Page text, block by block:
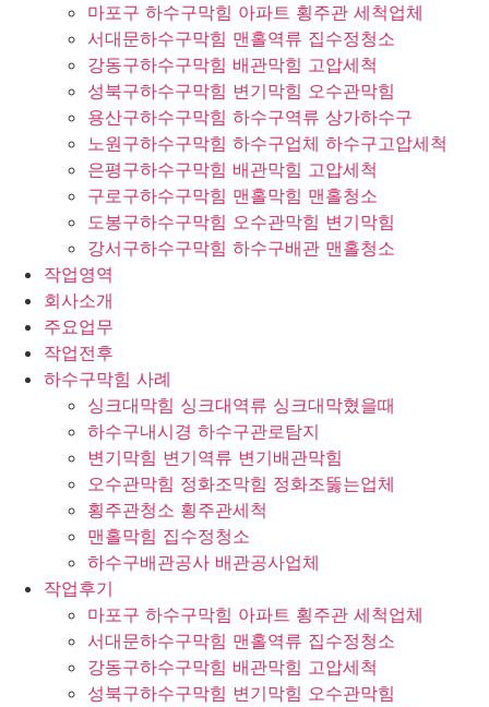
마포구 하수구막힘 아파트 횡주관 세척업체
서대문하수구막힘 맨홀역류 집수정청소
강동구하수구막힘 배관막힘 고압세척
성북구하수구막힘 변기막힘 오수관막힘
용산구하수구막힘 하수구역류 상가하수구
노원구하수구막힘 하수구업체 하수구고압세척
은평구하수구막힘 배관막힘 고압세척
구로구하수구막힘 맨홀막힘 맨홀청소
도봉구하수구막힘 오수관막힘 변기막힘
강서구하수구막힘 하수구배관 맨홀청소
작업영역
회사소개
주요업무
작업전후
하수구막힘 사례
싱크대막힘 싱크대역류 싱크대막혔을때
하수구내시경 하수구관로탐지
변기막힘 변기역류 변기배관막힘
오수관막힘 정화조막힘 정화조뚫는업체
횡주관청소 횡주관세척
맨홀막힘 집수정청소
하수구배관공사 배관공사업체
작업후기
마포구 하수구막힘 아파트 횡주관 세척업체
서대문하수구막힘 맨홀역류 집수정청소
강동구하수구막힘 배관막힘 고압세척
성북구하수구막힘 변기막힘 오수관막힘